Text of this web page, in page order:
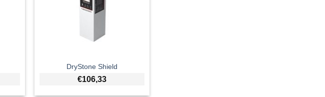
DryStone Shield
€106,33